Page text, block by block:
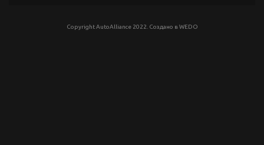
Copyright AutoAlliance 2022. Создано вWEDO